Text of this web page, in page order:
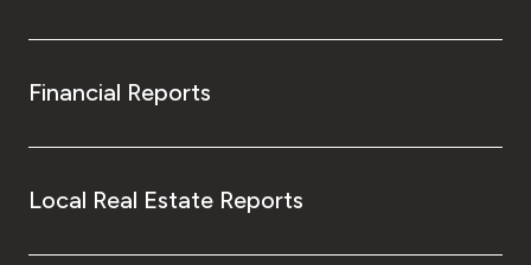
Financial Reports
Local Real Estate Reports